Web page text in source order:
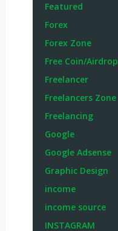
Featured
Forex
Forex Zone
Free Coin/Airdrop
Freelancer
Freelancers Zone
Freelancing
Google
Google Adsense
Graphic Design
income
income source
INSTAGRAM